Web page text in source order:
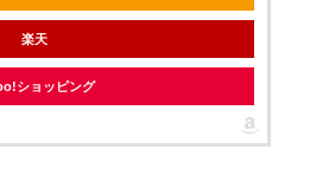
楽天
ショッピング